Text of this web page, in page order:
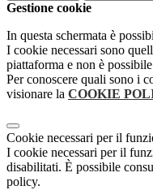
Gestione cookie
In questa schermata è
I cookie necessari sono
piattaforma e non è
Per conoscere quali sono i
visionare la COOKIE
Cookie necessari per il
I cookie necessari per il
disabilitati. È possibile
policy.